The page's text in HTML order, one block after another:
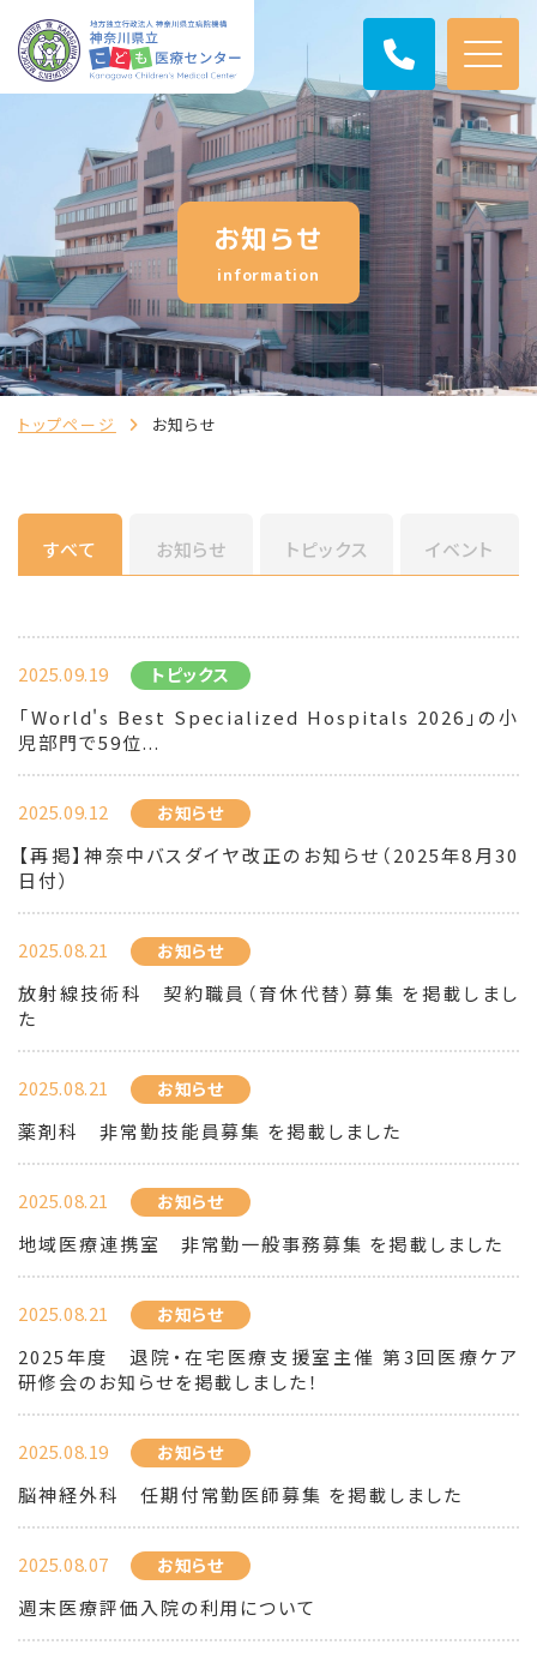
お知らせ
information
トップページ お知らせ
すべて お知らせ トピックス イベント
2025.09.19 トピックス
「World's Best Specialized Hospitals 2026」の小
児部門で59位...
2025.09.12 お知らせ
【再掲】神奈中バスダイヤ改正のお知らせ（2025年8月30
日付）
2025.08.21 お知らせ
放射線技術科 契約職員（育休代替）募集 を掲載しまし
た
2025.08.21 お知らせ
薬剤科 非常勤技能員募集 を掲載しました
2025.08.21 お知らせ
地域医療連携室 非常勤一般事務募集 を掲載しました
2025.08.21 お知らせ
2025年度 退院・在宅医療支援室主催 第3回医療ケア
研修会のお知らせを掲載しました！
2025.08.19 お知らせ
脳神経外科 任期付常勤医師募集 を掲載しました
2025.08.07 お知らせ
週末医療評価入院の利用について